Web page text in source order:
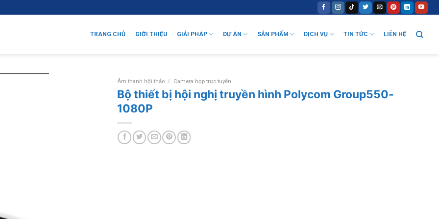
TRANG CHỦ GIỚI THIỆU GIẢI PHÁP DỰ ÁN SẢN PHẨM DỊCH VỤ TIN TỨC LIÊN HỆ
Âm thanh hội thảo / Camera họp trực tuyến
Bộ thiết bị hội nghị truyền hình Polycom Group550-
1080P